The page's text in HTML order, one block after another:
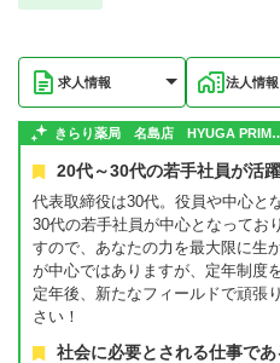
求人情報 法人情報
きらり薬局 名島店 HYUGA
20代～30代の若手社員が活
代表取締役は30代。役員や中心と
30代の若手社員が中心となってお
すので、あなたの力を最大限に生
が中心ではありますが、定年制度
定年後、新たなフィールドで頑張
さい！
社会に必要とされる仕事で